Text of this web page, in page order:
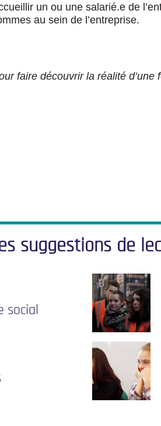
un ou une salarié.e de
au sein de l’entreprise.
faire découvrir la réalité
suggestions de
social